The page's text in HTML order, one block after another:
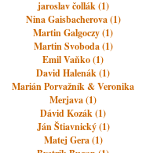
jaroslav čollák (1)
Nina Gaisbacherova (1)
Martin Galgoczy (1)
Martin Svoboda (1)
Emil Vaňko (1)
David Halenák (1)
Marián Porvažník & Veronika
Merjava (1)
Dávid Kozák (1)
Ján Štiavnický (1)
Matej Gera (1)